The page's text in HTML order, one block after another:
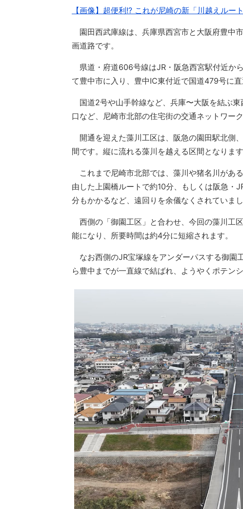
【画像】超便利!? これが尼崎の新「川越えルー
園田西武庫線は、兵庫県西宮市と大阪府豊中
画道路です。
県道・府道606号線はJR・阪急西宮駅付近か
て豊中市に入り、豊中IC東付近で国道479号に直
国道2号や山手幹線など、兵庫〜大阪を結ぶ
口など、尼崎市北部の住宅街の交通ネットワー
開通を迎えた藻川工区は、阪急の園田駅北側
間です。縦に流れる藻川を越える区間となります
これまで尼崎市北部では、藻川や猪名川があ
由した上園橋ルートで約10分、もしくは阪急・
分もかかるなど、遠回りを余儀なくされていまし
西側の「御園工区」と合わせ、今回の藻川工
能になり、所要時間は約4分に短縮されます。
なお西側のJR宝塚線をアンダーパスする御園
ら豊中までが一直線で結ばれ、ようやくポテン